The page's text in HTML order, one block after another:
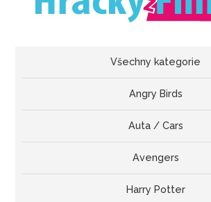
Všechny kategorie
Angry Birds
Auta / Cars
Avengers
Harry Potter